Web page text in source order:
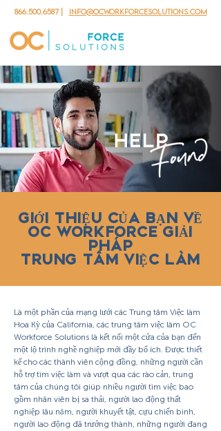
866.500.6587| info@ocworkforcesolutions.com
GIỚI THIỆU CỦA BẠN VỀ
OC WORKFORCE GIẢI
PHÁP
TRUNG TÂM VIỆC LÀM
Là một phần của mạng lưới các Trung tâm Việc làm
Hoa Kỳ của California, các trung tâm việc làm OC
Workforce Solutions là kết nối một cửa của bạn đến
một lộ trình nghề nghiệp mới đầy bổ ích. Được thiết
kế cho các thành viên cộng đồng, những người cần
hỗ trợ tìm việc làm và vượt qua các rào cản, trung
tâm của chúng tôi giúp nhiều người tìm việc bao
gồm nhân viên bị sa thải, người lao động thất
nghiệp lâu năm, người khuyết tật, cựu chiến binh,
người lao động đã trưởng thành, những người đang